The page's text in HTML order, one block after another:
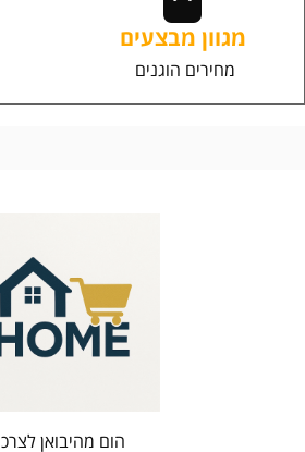
מגוון מבצעים
מחירים הוגנים
הום מהיבואן לצרכן